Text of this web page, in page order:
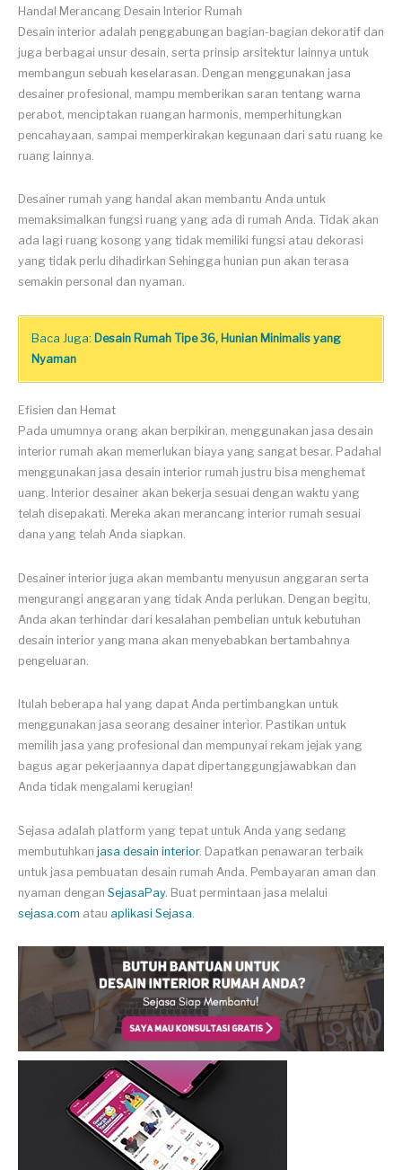
Handal Merancang Desain Interior Rumah
Desain interior adalah penggabungan bagian-bagian dekoratif dan
juga berbagai unsur desain, serta prinsip arsitektur lainnya untuk
membangun sebuah keselarasan. Dengan menggunakan jasa
desainer profesional, mampu memberikan saran tentang warna
perabot, menciptakan ruangan harmonis, memperhitungkan
pencahayaan, sampai memperkirakan kegunaan dari satu ruang ke
ruang lainnya.
Desainer rumah yang handal akan membantu Anda untuk
memaksimalkan fungsi ruang yang ada di rumah Anda. Tidak akan
ada lagi ruang kosong yang tidak memiliki fungsi atau dekorasi
yang tidak perlu dihadirkan Sehingga hunian pun akan terasa
semakin personal dan nyaman.
Baca Juga: Desain Rumah Tipe 36, Hunian Minimalis yang
Nyaman
Efisien dan Hemat
Pada umumnya orang akan berpikiran, menggunakan jasa desain
interior rumah akan memerlukan biaya yang sangat besar. Padahal
menggunakan jasa desain interior rumah justru bisa menghemat
uang. Interior desainer akan bekerja sesuai dengan waktu yang
telah disepakati. Mereka akan merancang interior rumah sesuai
dana yang telah Anda siapkan.
Desainer interior juga akan membantu menyusun anggaran serta
mengurangi anggaran yang tidak Anda perlukan. Dengan begitu,
Anda akan terhindar dari kesalahan pembelian untuk kebutuhan
desain interior yang mana akan menyebabkan bertambahnya
pengeluaran.
Itulah beberapa hal yang dapat Anda pertimbangkan untuk
menggunakan jasa seorang desainer interior. Pastikan untuk
memilih jasa yang profesional dan mempunyai rekam jejak yang
bagus agar pekerjaannya dapat dipertanggungjawabkan dan
Anda tidak mengalami kerugian!
Sejasa adalah platform yang tepat untuk Anda yang sedang
membutuhkan jasa desain interior. Dapatkan penawaran terbaik
untuk jasa pembuatan desain rumah Anda. Pembayaran aman dan
nyaman dengan SejasaPay. Buat permintaan jasa melalui
sejasa.com atau aplikasi Sejasa